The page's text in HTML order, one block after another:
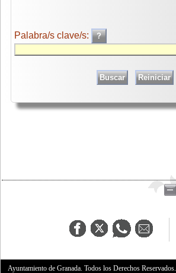
Palabra/s clave/s:
Ayuntamiento de Granada. Todos los Derechos Reservados.